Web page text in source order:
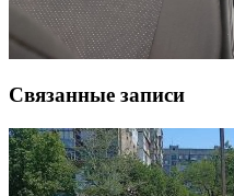
Связанные записи